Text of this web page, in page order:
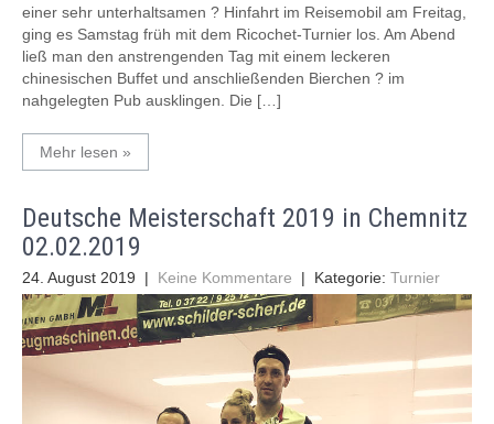
einer sehr unterhaltsamen ? Hinfahrt im Reisemobil am Freitag,
ging es Samstag früh mit dem Ricochet-Turnier los. Am Abend
ließ man den anstrengenden Tag mit einem leckeren
chinesischen Buffet und anschließenden Bierchen ? im
nahgelegten Pub ausklingen. Die […]
Mehr lesen »
Deutsche Meisterschaft 2019 in Chemnitz
02.02.2019
24. August 2019 | Keine Kommentare | Kategorie: Turnier